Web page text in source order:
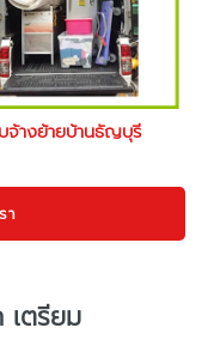
จ้างย้ายบ้านธัญบุรี
า
เตรียม